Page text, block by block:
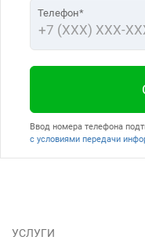
Телефон*
Ввод номера телефона
с условиями передачи
УСЛУГИ